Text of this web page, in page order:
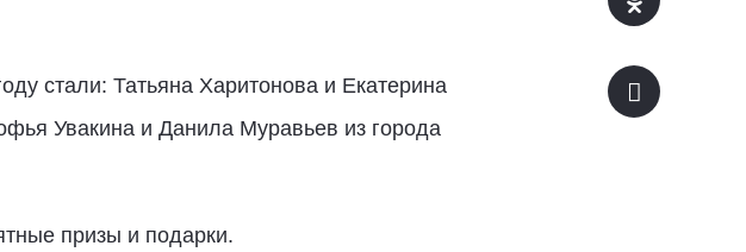
стали: Татьяна Харитонова и Екатерина
Увакина и Данила Муравьев из города
призы и подарки.